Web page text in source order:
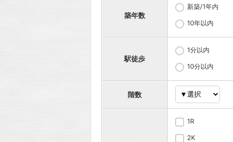
築年数
新築/1年内
10年以内
駅徒歩
1分以内
10分以内
階数
1R
2K